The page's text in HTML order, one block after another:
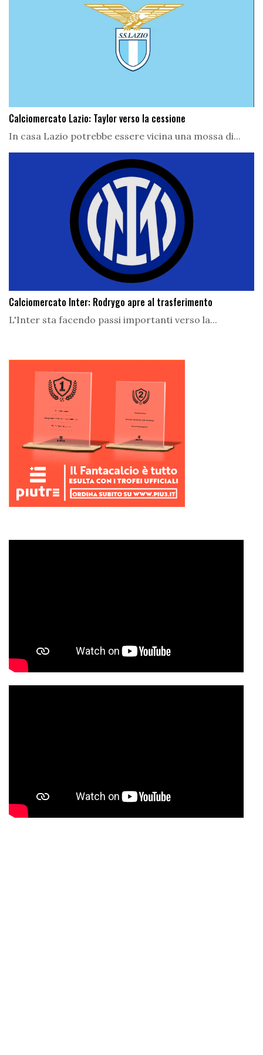
Calciomercato Lazio: Taylor verso la cessione
In casa Lazio potrebbe essere vicina una mossa di...
Calciomercato Inter: Rodrygo apre al trasferimento
L'Inter sta facendo passi importanti verso la...